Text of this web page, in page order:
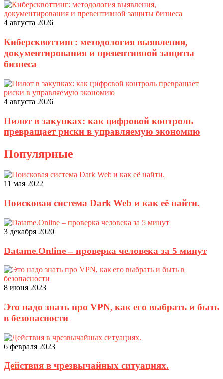
4 августа 2026
Киберсквоттинг: методология выявления,
документирования и превентивной защиты
бизнеса
4 августа 2026
Пилот в закупках: как цифровой контроль
превращает риски в управляемую экономию
Популярные
11 мая 2022
Поисковая система Dark Web и как её найти.
3 декабря 2020
Datame.Online – проверка человека за 5 минут
8 июня 2023
Это надо знать про VPN, как его выбрать и быть
в безопасности
6 февраля 2023
Действия в чрезвычайных ситуациях.